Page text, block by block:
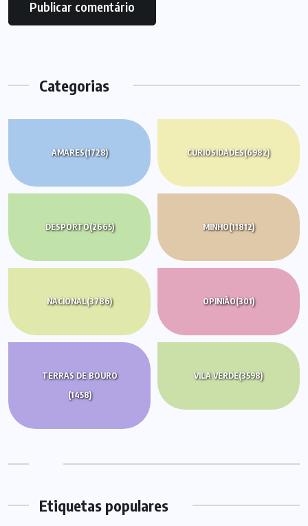
Categorias
AMARES(1728) CURIOSIDADES(6982)
DESPORTO(2665) MINHO(11812)
NACIONAL(3786) OPINIÃO(301)
TERRAS DE BOURO
(1458)
VILA VERDE(3598)
Etiquetas populares